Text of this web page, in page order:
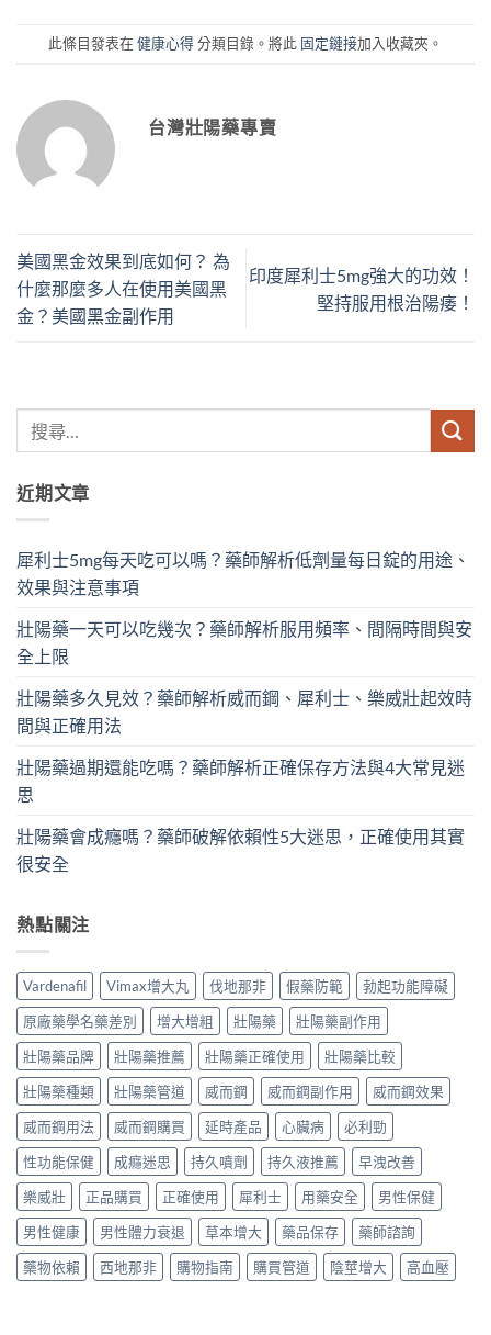
此條目發表在 健康心得分類目錄。將此 固定鏈接加入收藏夾。
台灣壯陽藥專賣
美國黑金效果到底如何？ 為
什麼那麼多人在使用美國黑
金？美國黑金副作用
印度犀利士5mg強大的功效！
堅持服用根治陽痿！
近期文章
犀利士5mg每天吃可以嗎？藥師解析低劑量每日錠的用途、
效果與注意事項
壯陽藥一天可以吃幾次？藥師解析服用頻率、間隔時間與安
全上限
壯陽藥多久見效？藥師解析威而鋼、犀利士、樂威壯起效時
間與正確用法
壯陽藥過期還能吃嗎？藥師解析正確保存方法與4大常見迷
思
壯陽藥會成癮嗎？藥師破解依賴性5大迷思，正確使用其實
很安全
熱點關注
Vardenafil Vimax增大丸 伐地那非 假藥防範
勃起功能障礙
原廠藥學名藥差別
增大增粗 壯陽藥
壯陽藥副作用
壯陽藥品牌
壯陽藥推薦 壯陽藥正確使用
壯陽藥比較
壯陽藥種類
壯陽藥管道 威而鋼 威而鋼副作用
威而鋼效果
威而鋼用法
威而鋼購買 延時產品 心臟病
必利勁
性功能保健
成癮迷思 持久噴劑 持久液推薦
早洩改善
樂威壯
正品購買 正確使用 犀利士 用藥安全
男性保健
男性健康
男性體力衰退 草本增大 藥品保存
藥師諮詢
藥物依賴
西地那非 購物指南 購買管道 陰莖增大 高血壓